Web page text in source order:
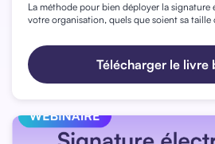
La méthode pour bien déployer la signature
votre organisation, quels que soient sa taille
Télécharger le